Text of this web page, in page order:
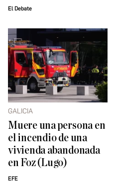
El Debate
GALICIA
Muere una persona en
el incendio de una
vivienda abandonada
en Foz (Lugo)
EFE